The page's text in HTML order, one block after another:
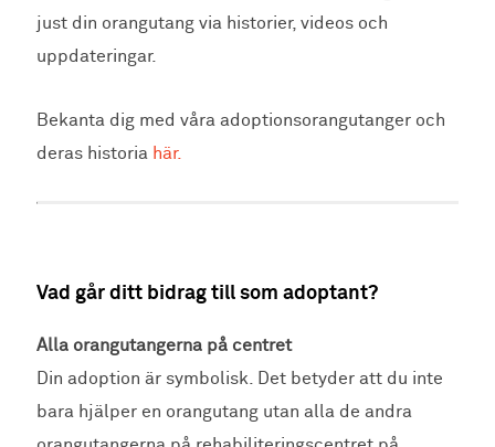
just din orangutang via historier, videos och
uppdateringar.
Bekanta dig med våra adoptionsorangutanger och
deras historia här.
Vad går ditt bidrag till som adoptant?
Alla orangutangerna på centret
Din adoption är symbolisk. Det betyder att du inte
bara hjälper en orangutang utan alla de andra